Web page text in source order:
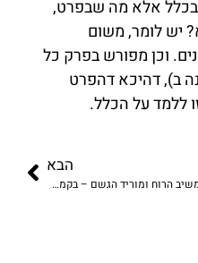
בכלל אלא מה שבפרט,
יש לומר, משום
וכן מפורש בפרק כל
ב), דהיכא דהפרט
ללמד על הכלל.
הבא
משיב הרוח ומוריד הגשם – בקמץ או בסגול?